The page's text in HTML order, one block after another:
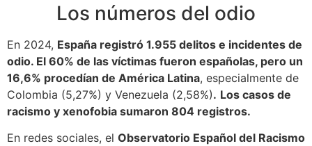
Los números del odio
En 2024, España registró 1.955 delitos e incidentes de
odio. El 60% de las víctimas fueron españolas, pero un
16,6% procedían de América Latina, especialmente de
Colombia (5,27%) y Venezuela (2,58%). Los casos de
racismo y xenofobia sumaron 804 registros.
En redes sociales, el Observatorio Español del Racismo